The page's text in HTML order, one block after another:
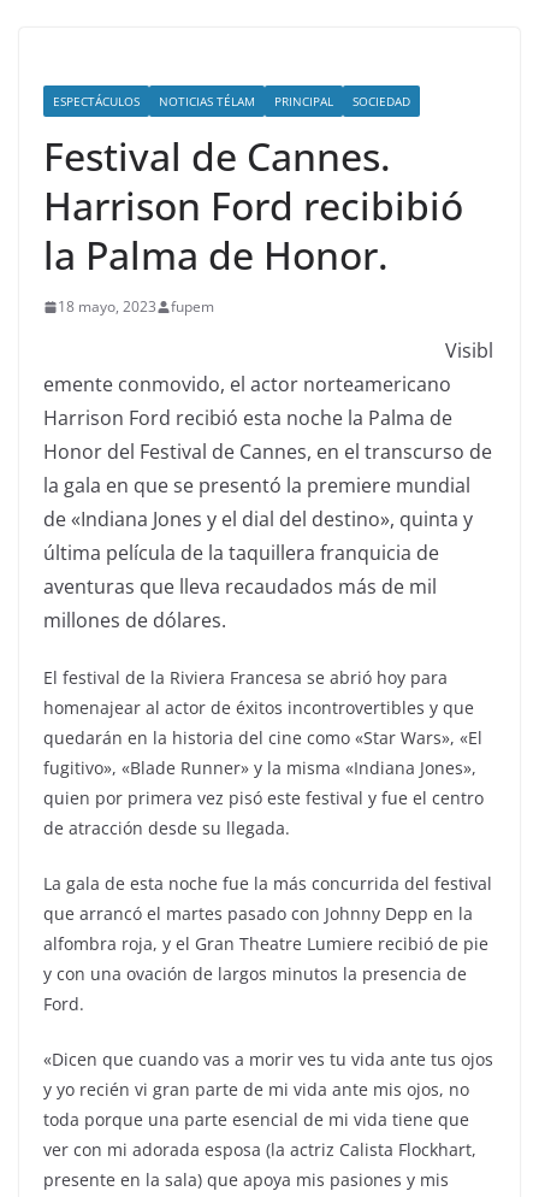
ESPECTÁCULOS NOTICIAS TÉLAM PRINCIPAL SOCIEDAD
Festival de Cannes.
Harrison Ford recibibió
la Palma de Honor.
18 mayo, 2023 fupem
Visibl
emente conmovido, el actor norteamericano
Harrison Ford recibió esta noche la Palma de
Honor del Festival de Cannes, en el transcurso de
la gala en que se presentó la premiere mundial
de «Indiana Jones y el dial del destino», quinta y
última película de la taquillera franquicia de
aventuras que lleva recaudados más de mil
millones de dólares.
El festival de la Riviera Francesa se abrió hoy para
homenajear al actor de éxitos incontrovertibles y que
quedarán en la historia del cine como «Star Wars», «El
fugitivo», «Blade Runner» y la misma «Indiana Jones»,
quien por primera vez pisó este festival y fue el centro
de atracción desde su llegada.
La gala de esta noche fue la más concurrida del festival
que arrancó el martes pasado con Johnny Depp en la
alfombra roja, y el Gran Theatre Lumiere recibió de pie
y con una ovación de largos minutos la presencia de
Ford.
«Dicen que cuando vas a morir ves tu vida ante tus ojos
y yo recién vi gran parte de mi vida ante mis ojos, no
toda porque una parte esencial de mi vida tiene que
ver con mi adorada esposa (la actriz Calista Flockhart,
presente en la sala) que apoya mis pasiones y mis